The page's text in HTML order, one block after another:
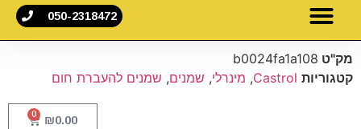
050-2318472
מק"ט b0024fa1a108
קטגוריות Castrol
, מינרלי, שמנים, שמנים להעברת חום
₪0.00
0